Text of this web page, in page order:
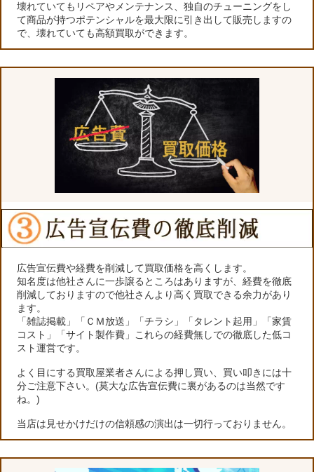
壊れていてもリペアやメンテナンス、独自のチューニングをし
て商品が持つポテンシャルを最大限に引き出して販売しますの
で、壊れていても高額買取ができます。
広告宣伝費や経費を削減して買取価格を高くします。
知名度は他社さんに一歩譲るところはありますが、経費を徹底
削減しておりますので他社さんより高く買取できる余力があり
ます。
「雑誌掲載」「ＣＭ放送」「チラシ」「タレント起用」「家賃
コスト」「サイト製作費」これらの経費無しでの徹底した低コ
スト運営です。
よく目にする買取屋業者さんによる押し買い、買い叩きには十
分ご注意下さい。(莫大な広告宣伝費に裏があるのは当然です
ね。)
当店は見せかけだけの信頼感の演出は一切行っておりません。